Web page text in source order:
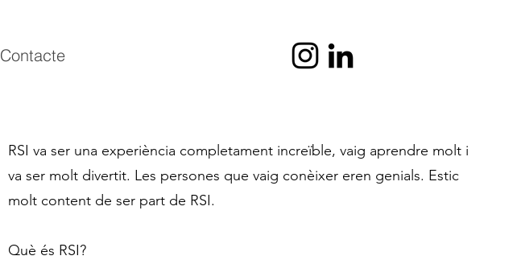
Contacte
RSI va ser una experiència completament increïble, vaig aprendre molt i
va ser molt divertit. Les persones que vaig conèixer eren genials. Estic
molt content de ser part de RSI.
Què és RSI?